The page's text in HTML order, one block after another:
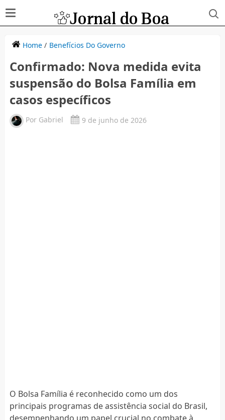
Home/ Benefícios Do Governo
Confirmado: Nova medida evita
suspensão do Bolsa Família em
casos específicos
Por Gabriel 9 de junho de 2026
O Bolsa Família é reconhecido como um dos
principais programas de assistência social do Brasil,
desempenhando um papel crucial no combate à